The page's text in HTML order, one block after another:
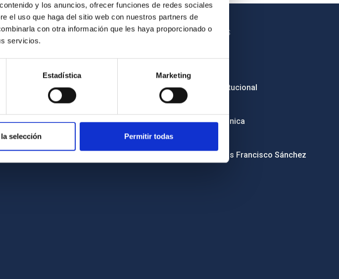
y los anuncios, ofrecer funciones de redes sociales
el uso que haga del sitio web con nuestros partners de
con otra información que les haya proporcionado o
servicios.
Estadística Marketing
selección Permitir todas
PORTAL DEL IAC
Políticas de privacidad
Aviso legal
Política de cookies
Accesibilidad
OTROS ENLACES
Imagen institucional
RSS
Sede electrónica
Condolencias Francisco Sánchez